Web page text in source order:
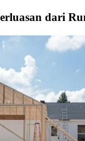
dari